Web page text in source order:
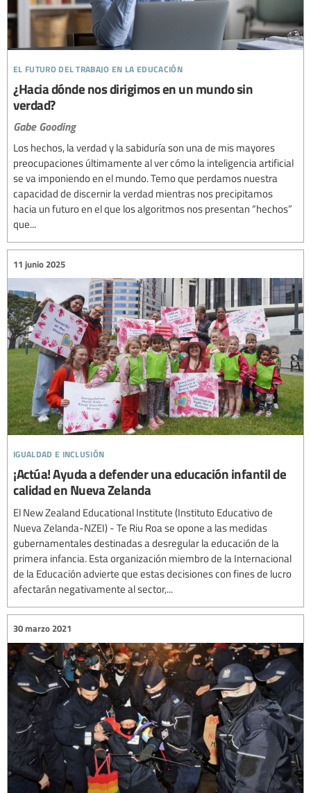
el futuro del trabajo en la educación
¿Hacia dónde nos dirigimos en un mundo sin
verdad?
Gabe Gooding
Los hechos, la verdad y la sabiduría son una de mis mayores
preocupaciones últimamente al ver cómo la inteligencia artificial
se va imponiendo en el mundo. Temo que perdamos nuestra
capacidad de discernir la verdad mientras nos precipitamos
hacia un futuro en el que los algoritmos nos presentan “hechos”
que...
igualdad e inclusión
11 junio 2025
¡Actúa! Ayuda a defender una educación infantil de
calidad en Nueva Zelanda
El New Zealand Educational Institute (Instituto Educativo de
Nueva Zelanda-NZEI) - Te Riu Roa se opone a las medidas
gubernamentales destinadas a desregular la educación de la
primera infancia. Esta organización miembro de la Internacional
de la Educación advierte que estas decisiones con fines de lucro
afectarán negativamente al sector,...
30 marzo 2021